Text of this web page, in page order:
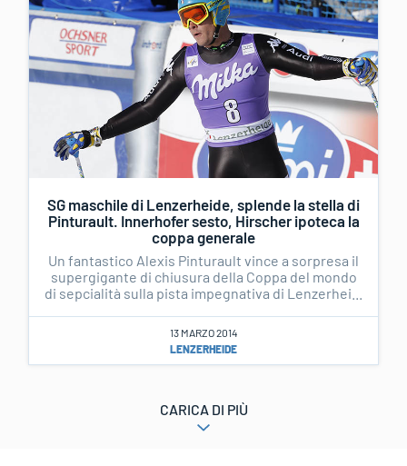
SG maschile di Lenzerheide, splende la stella di
Pinturault. Innerhofer sesto, Hirscher ipoteca la
coppa generale
Un fantastico Alexis Pinturault vince a sorpresa il
supergigante di chiusura della Coppa del mondo
di sepcialità sulla pista impegnativa di Lenzerhei...
13 MARZO 2014
LENZERHEIDE
CARICA DI PIÙ